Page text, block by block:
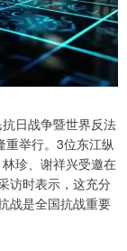
日战争暨世界反法
重举行。3位东江纵
珍、谢祥兴受邀在
访时表示，这充分
战是全国抗战重要